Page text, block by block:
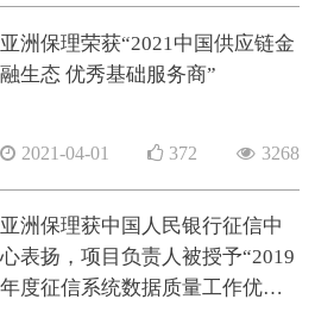
亚洲保理荣获“2021中国供应链金
融生态 优秀基础服务商”
2021-04-01 372 3268
亚洲保理获中国人民银行征信中
心表扬，项目负责人被授予“2019
年度征信系统数据质量工作优秀